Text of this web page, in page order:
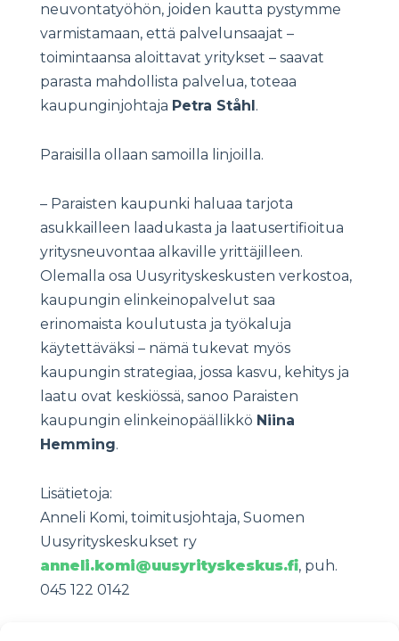
neuvontatyöhön, joiden kautta pystymme
varmistamaan, että palvelunsaajat –
toimintaansa aloittavat yritykset – saavat
parasta mahdollista palvelua, toteaa
kaupunginjohtaja Petra Ståhl .
Paraisilla ollaan samoilla linjoilla.
– Paraisten kaupunki haluaa tarjota
asukkailleen laadukasta ja laatusertifioitua
yritysneuvontaa alkaville yrittäjilleen.
Olemalla osa Uusyrityskeskusten verkostoa,
kaupungin elinkeinopalvelut saa
erinomaista koulutusta ja työkaluja
käytettäväksi – nämä tukevat myös
kaupungin strategiaa, jossa kasvu, kehitys ja
laatu ovat keskiössä, sanoo Paraisten
kaupungin elinkeinopäällikkö Niina
Hemming.
Lisätietoja:
Anneli Komi, toimitusjohtaja, Suomen
Uusyrityskeskukset ry
anneli.komi@uusyrityskeskus.fi, puh.
045 122 0142